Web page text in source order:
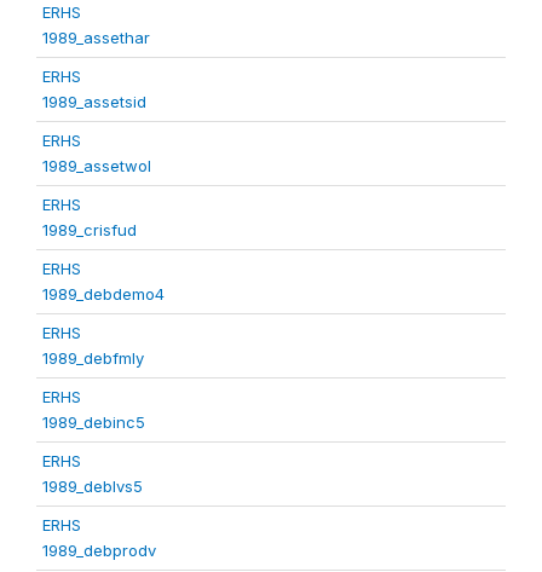
ERHS
1989_assethar
ERHS
1989_assetsid
ERHS
1989_assetwol
ERHS
1989_crisfud
ERHS
1989_debdemo4
ERHS
1989_debfmly
ERHS
1989_debinc5
ERHS
1989_deblvs5
ERHS
1989_debprodv